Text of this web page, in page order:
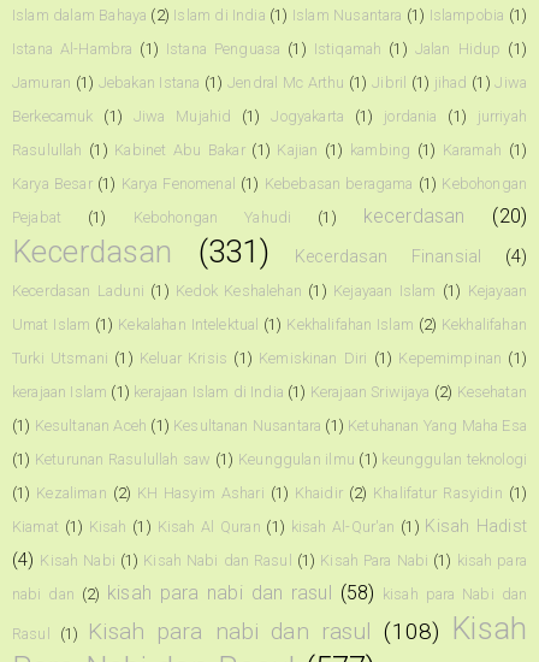
Islam dalam Bahaya (2) Islam di India (1) Islam Nusantara (1) Islampobia (1)
Istana Al-Hambra (1) Istana Penguasa (1) Istiqamah (1) Jalan Hidup (1)
Jamuran (1) Jebakan Istana (1) Jendral Mc Arthu (1) Jibril (1) jihad (1) Jiwa
Berkecamuk
(1) Jiwa Mujahid (1) Jogyakarta (1) jordania (1)
jurriyah
Rasulullah (1) Kabinet Abu Bakar (1) Kajian (1) kambing (1) Karamah (1)
Karya Besar (1) Karya Fenomenal (1) Kebebasan beragama (1) Kebohongan
Pejabat
(1) Kebohongan Yahudi (1) kecerdasan (20)
Kecerdasan (331) Kecerdasan Finansial (4)
Kecerdasan Laduni (1) Kedok Keshalehan (1) Kejayaan Islam (1) Kejayaan
Umat Islam (1) Kekalahan Intelektual (1) Kekhalifahan Islam (2) Kekhalifahan
Turki Utsmani (1) Keluar Krisis (1) Kemiskinan Diri (1) Kepemimpinan (1)
kerajaan Islam (1) kerajaan Islam di India (1) Kerajaan Sriwijaya (2) Kesehatan
(1) Kesultanan Aceh (1) Kesultanan Nusantara (1) Ketuhanan Yang Maha Esa
(1) Keturunan Rasulullah saw (1) Keunggulan ilmu (1) keunggulan teknologi
(1) Kezaliman (2) KH Hasyim Ashari (1) Khaidir (2) Khalifatur Rasyidin (1)
Kiamat (1) Kisah (1) Kisah Al Quran (1) kisah Al-Qur'an (1) Kisah Hadist
(4) Kisah Nabi (1) Kisah Nabi dan Rasul (1) Kisah Para Nabi (1) kisah para
nabi dan (2) kisah para nabi dan rasul (58) kisah para Nabi dan
Rasul (1) Kisah para nabi dan rasul (108) Kisah